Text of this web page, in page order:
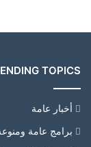
TOPICS
أخبار عامة
برامج عامة